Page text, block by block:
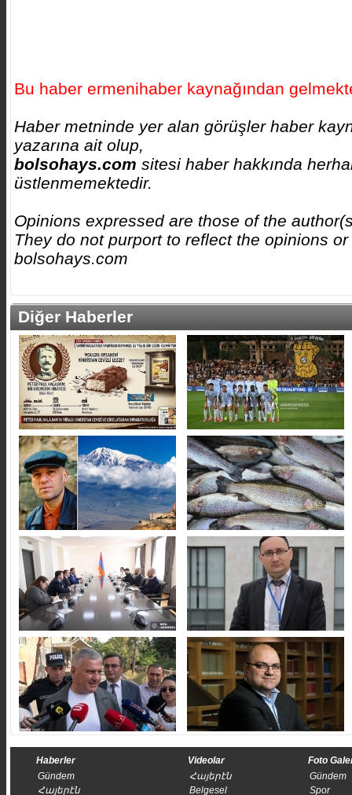
Bu haber ermenihaber kaynağından
Haber metninde yer alan görüşler haber
yazarına ait olup,
bolsohays.com sitesi haber hakkında
üstlenmemektedir.
Opinions expressed are those of the
They do not purport to reflect the opinions
bolsohays.com
Diğer Haberler
Haberler
Gündem
Հայերէն
Videolar
Հայերէն
Belgesel
Foto
Gündem
Spor